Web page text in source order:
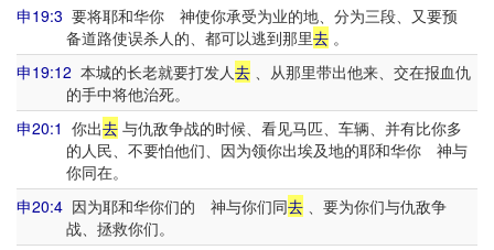
申19:3 要将耶和华你 神使你承受为业的地、分为三段、又要预
备道路使误杀人的、都可以逃到那里去。
申19:12 本城的长老就要打发人去 、从那里带出他来、交在报血仇
的手中将他治死。
申20:1 你出去 与仇敌争战的时候、看见马匹、车辆、并有比你多
的人民、不要怕他们、因为领你出埃及地的耶和华你 神与
你同在。
申20:4 因为耶和华你们的 神与你们同去 、要为你们与仇敌争
战、拯救你们。